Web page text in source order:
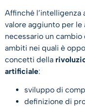
Affinché
valore aggiunto per le
necessario un
ambiti nei quali è
concetti della
artificiale:
sviluppo di
definizione di